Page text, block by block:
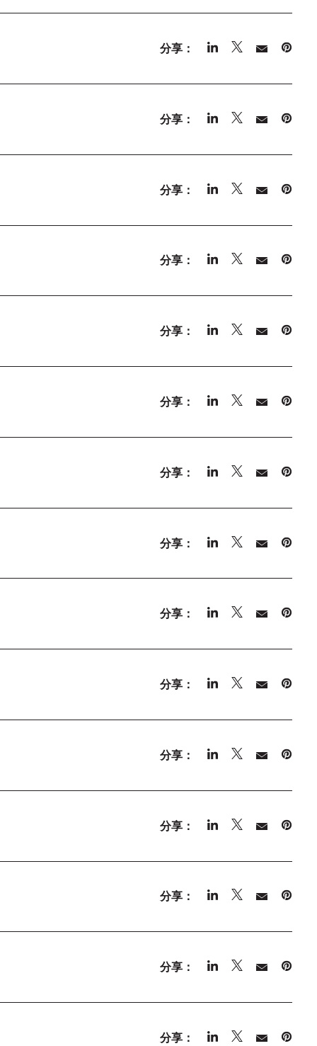
分享：
分享：
分享：
分享：
分享：
分享：
分享：
分享：
分享：
分享：
分享：
分享：
分享：
分享：
分享：